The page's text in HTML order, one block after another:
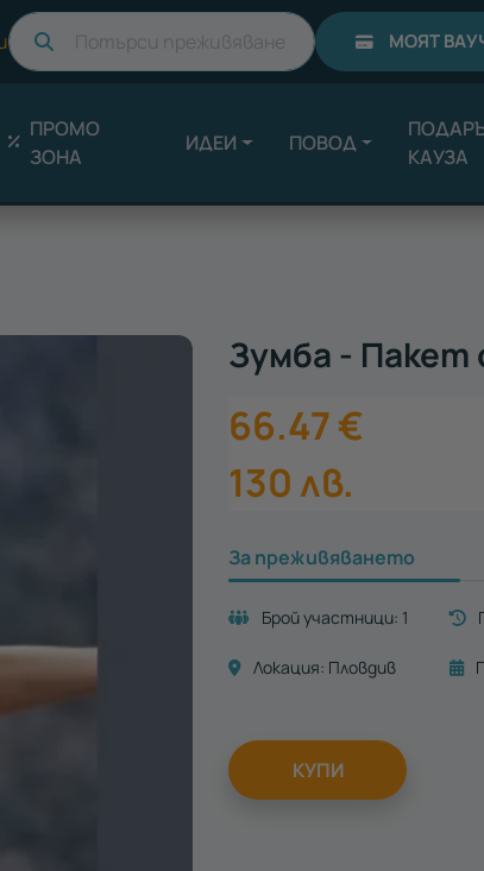
Търси МОЯТ
ПРОМО
ЗОНА
ИДЕИ ПОВОД
КАУЗА
Зумба - Пакет
66.47€
130 лв.
За преживяването
Брой участници: 1
Локация: Пловдив
КУПИ